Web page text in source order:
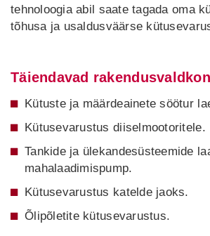
tehnoloogia abil saate tagada oma
tõhusa ja usaldusväärse
Täiendavad
Kütuste ja määrdeainete söötur
Kütusevarustus diiselmootoritele.
Tankide ja ülekandesüsteemide
mahalaadimispump.
Kütusevarustus katelde jaoks.
Õlipõletite kütusevarustus.